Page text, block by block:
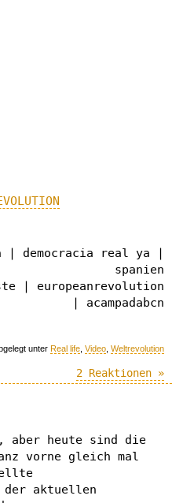
| democracia real ya |
spanien
| europeanrevolution
| acampadabcn
unter Real life Video Weltrevolution
2 Reaktionen »
heute sind die
vorne gleich mal
der aktuellen